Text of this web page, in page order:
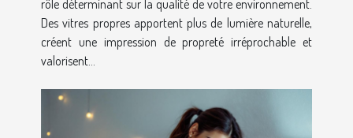
rôle déterminant sur la qualité de votre environnement.
Des vitres propres apportent plus de lumière naturelle,
créent une impression de propreté irréprochable et
valorisent...